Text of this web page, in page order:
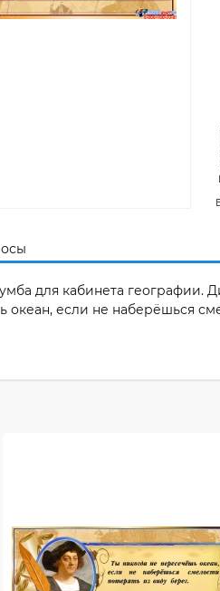
для кабинета географии.
если не наберёшься